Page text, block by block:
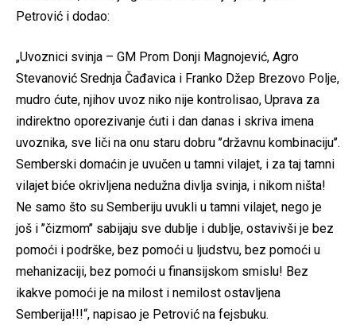
Petrović i dodao:
„Uvoznici svinja – GM Prom Donji Magnojević, Agro
Stevanović Srednja Čađavica i Franko Džep Brezovo Polje,
mudro ćute, njihov uvoz niko nije kontrolisao, Uprava za
indirektno oporezivanje ćuti i dan danas i skriva imena
uvoznika, sve liči na onu staru dobru ’’državnu kombinaciju’’.
Semberski domaćin je uvučen u tamni vilajet, i za taj tamni
vilajet biće okrivljena nedužna divlja svinja, i nikom ništa!
Ne samo što su Semberiju uvukli u tamni vilajet, nego je
još i ’’čizmom’’ sabijaju sve dublje i dublje, ostavivši je bez
pomoći i podrške, bez pomoći u ljudstvu, bez pomoći u
mehanizaciji, bez pomoći u finansijskom smislu! Bez
ikakve pomoći je na milost i nemilost ostavljena
Semberija!!!“, napisao je Petrović na fejsbuku.